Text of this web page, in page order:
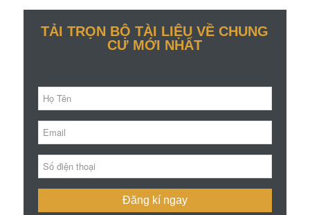
TẢI TRỌN BỘ TÀI LIỆU VỀ CHUNG
CƯ MỚI NHẤT
Đăng kí ngay